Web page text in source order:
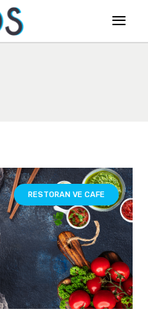
RESTORAN VE CAFE